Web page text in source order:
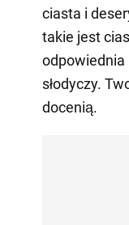
ciasta i
takie jest
odpowiednia
słodyczy.
docenią.